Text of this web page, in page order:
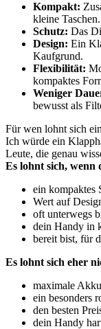
Kompakt:
kleine Taschen.
Schutz: Das
Design: Ein
Kaufgrund.
Flexibilität:
kompaktes
Weniger
bewusst als
Für wen lohnt sich
Ich würde ein
Leute, die genau
Es lohnt sich, wenn
ein kompaktes
Wert auf
oft unterwegs
dein Handy in
bereit bist, für
Es lohnt sich eher
maximale
ein besonders
den besten
dein Handy